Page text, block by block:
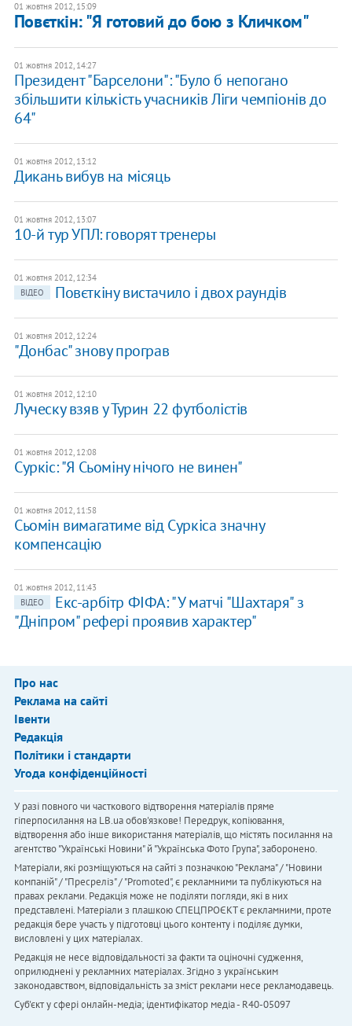
01 жовтня 2012, 15:09
Повєткін: "Я готовий до бою з Кличком"
01 жовтня 2012, 14:27
Президент "Барселони": "Було б непогано
збільшити кількість учасників Ліги чемпіонів до
64"
01 жовтня 2012, 13:12
Дикань вибув на місяць
01 жовтня 2012, 13:07
10-й тур УПЛ: говорят тренеры
01 жовтня 2012, 12:34
ВІДЕО
Повєткіну вистачило і двох раундів
01 жовтня 2012, 12:24
"Донбас" знову програв
01 жовтня 2012, 12:10
Луческу взяв у Турин 22 футболістів
01 жовтня 2012, 12:08
Суркіс: "Я Сьоміну нічого не винен"
01 жовтня 2012, 11:58
Сьомін вимагатиме від Суркіса значну
компенсацію
01 жовтня 2012, 11:43
ВІДЕО
Екс-арбітр ФІФА: "У матчі "Шахтаря" з
"Дніпром" рефері проявив характер"
Про нас
Реклама на сайті
Івенти
Редакція
Політики і стандарти
Угода конфіденційності
У разі повного чи часткового відтворення матеріалів пряме
гіперпосилання на LB.ua обов'язкове! Передрук, копіювання,
відтворення або інше використання матеріалів, що містять посилання на
агентство "Українськi Новини" й "Українська Фото Група", заборонено.
Матеріали, які розміщуються на сайті з позначкою "Реклама" / "Новини
компаній" / "Пресреліз" / "Promoted", є рекламними та публікуються на
правах реклами. Редакція може не поділяти погляди, які в них
представлені. Матеріали з плашкою СПЕЦПРОЄКТ є рекламними, проте
редакція бере участь у підготовці цього контенту і поділяє думки,
висловлені у цих матеріалах.
Редакція не несе відповідальності за факти та оціночні судження,
оприлюднені у рекламних матеріалах. Згідно з українським
законодавством, відповідальність за зміст реклами несе рекламодавець.
Cуб'єкт у сфері онлайн-медіа; ідентифікатор медіа - R40-05097